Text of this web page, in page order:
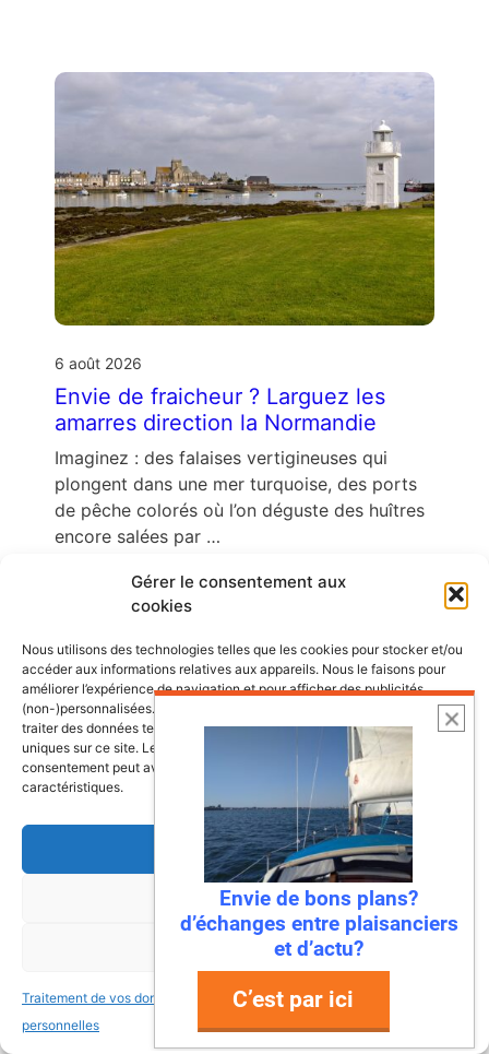
Gérer le consentement aux
cookies
Nous utilisons des technologies telles que les cookies pour stocker et/ou
accéder aux informations relatives aux appareils. Nous le faisons pour
améliorer l’expérience de navigation et pour afficher des publicités
(non-)personnalisées. Consentir à ces technologies nous autorisera à
traiter des données telles que le comportement de navigation ou les ID
uniques sur ce site. Le fait de ne pas consentir ou de retirer son
consentement peut avoir un effet négatif sur certaines fonctonnalités et
caractéristiques.
Accepter
Refuser
Voir les préférences
Traitement de vos données
personnelles
Traitement de vos données
personnelles
6 août 2026
Envie de fraicheur ? Larguez les
amarres direction la Normandie
Imaginez : des falaises vertigineuses qui
plongent dans une mer turquoise, des ports
de pêche colorés où l’on déguste des huîtres
encore salées par …
Lire l’article
Mandelieu-La Napoule : la première
ville à dire « stop » aux déchets en
mer !
Ah, la Méditerranée… Ses eaux turquoise, ses
Envie de bons plans?
d’échanges entre plaisanciers
et d’actu?
C’est par ici